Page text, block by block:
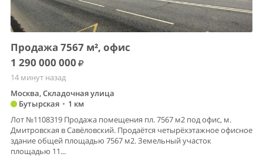
Продажа 7567 м², офис
1 290 000 000
14 минут назад
Москва, Складочная улица
Бутырская • 1 км
Лот №1108319 Продажа помещения пл. 7567 м2 под офис, м.
Дмитровская в Савёловский. Продаётся четырёхэтажное офисное
здание общей площадью 7567 м2. Земельный участок
площадью 11...